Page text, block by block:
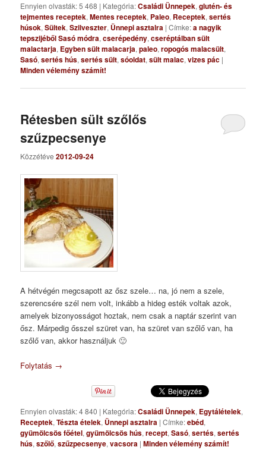
Ennyien olvasták: 5 468 | Kategória:Családi Ünnepek,glutén- és
tejmentes receptek,Mentes receptek, Paleo, Receptek,sertés
húsok,Sültek,Szilveszter, Ünnepi asztalra |Címke:a nagyik
tepszijéből Sasó módra,cserépedény,cseréptálban sült
malactarja, Egyben sült malacarja,paleo,ropogós malacsült,
Sasó,sertés hús,sertés sült,sóoldat,sült malac,vizes pác |
Minden vélemény számít!
Rétesben sült szőlős
szűzpecsenye
Közzétéve2012-09-24
A hétvégén megcsapott az ősz szele… na, jó nem a szele,
szerencsére szél nem volt, inkább a hideg esték voltak azok,
amelyek bizonyosságot hoztak, nem csak a naptár szerint van
ősz. Márpedig ősszel szüret van, ha szüret van szőlő van, ha
szőlő van, akkor használjuk 🙂
Folytatás →
Ennyien olvasták: 4 840 | Kategória:Családi Ünnepek, Egytálételek,
Receptek,Tészta ételek, Ünnepi asztalra |Címke:ebéd,
gyümölcsös főétel,gyümölcsös hús,recept,Sasó,sertés,sertés
hús,szőlő,szűzpecsenye,vacsora |Minden vélemény számít!